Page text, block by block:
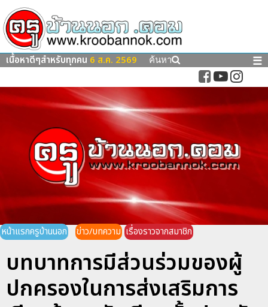
เนื้อหาดีๆสำหรับทุกคน 6 ส.ค. 2569 ค้นหา ☰
หน้าแรกครูบ้านนอก ข่าว/บทความ เรื่องราวจากสมาชิก
บทบาทการมีส่วนร่วมของผู้
ปกครองในการส่งเสริมการ